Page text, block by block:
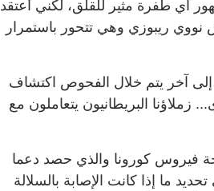
أي طفرة مثير للقلق، لكني أعتقد
ريبوزي وهي تتحور باستمرار
إلى آخر يتم خلال الفحوص اكتشاف
البريطانيون يتعاملون مع
فيروس كورونا والذي حصد دعما
ما إذا كانت الإصابة بالسلالة